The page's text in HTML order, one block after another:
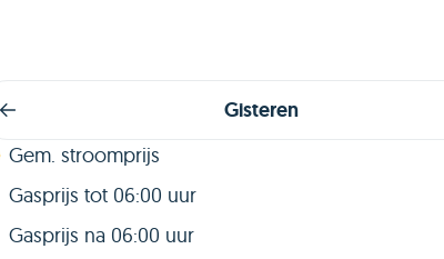
Gisteren
Gem. stroomprijs
Gasprijs tot 06:00 uur
Gasprijs na 06:00 uur